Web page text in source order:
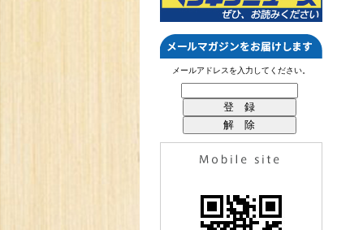
メールアドレスを入力してください。